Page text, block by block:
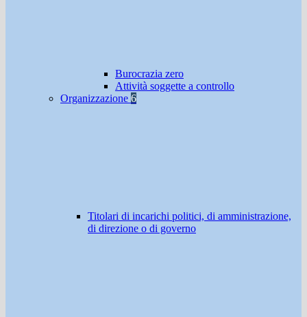
Burocrazia zero
Attività soggette a controllo
Organizzazione 6
Titolari di incarichi politici, di amministrazione,
di direzione o di governo